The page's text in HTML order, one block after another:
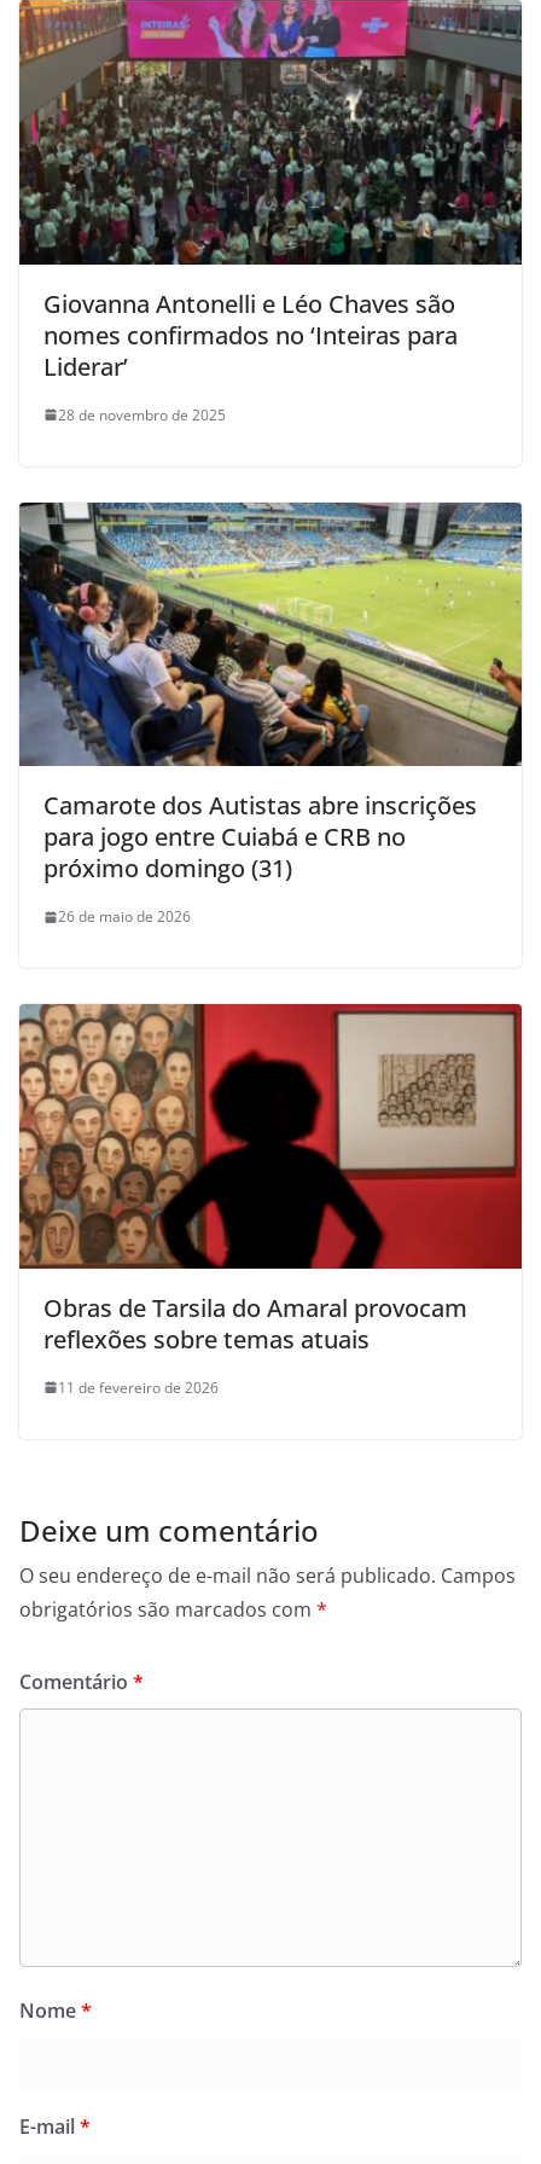
Giovanna Antonelli e Léo Chaves são
nomes confirmados no ‘Inteiras para
Liderar’
28 de novembro de 2025
Camarote dos Autistas abre inscrições
para jogo entre Cuiabá e CRB no
próximo domingo (31)
26 de maio de 2026
Obras de Tarsila do Amaral provocam
reflexões sobre temas atuais
11 de fevereiro de 2026
Deixe um comentário
O seu endereço de e-mail não será publicado. Campos
obrigatórios são marcados com *
Comentário *
Nome*
E-mail*